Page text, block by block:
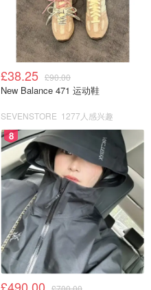
£38.25 £90.00
New Balance 471 运动鞋
SEVENSTORE 1277人感兴趣
8
£490.00